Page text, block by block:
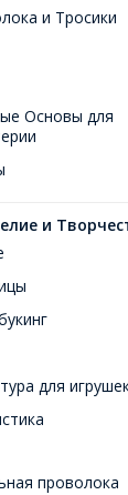
и Тросики
Основы для
и
для
проволока